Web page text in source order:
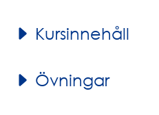
Kursinnehåll
Övningar